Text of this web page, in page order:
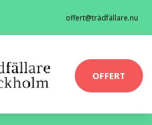
offert@trädfällare.nu
OFFERT